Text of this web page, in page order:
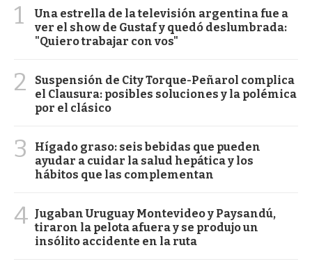
1
Una estrella de la televisión argentina fue a
ver el show de Gustaf y quedó deslumbrada:
"Quiero trabajar con vos"
2
Suspensión de City Torque-Peñarol complica
el Clausura: posibles soluciones y la polémica
por el clásico
3
Hígado graso: seis bebidas que pueden
ayudar a cuidar la salud hepática y los
hábitos que las complementan
4 Jugaban Uruguay Montevideo y Paysandú,
tiraron la pelota afuera y se produjo un
insólito accidente en la ruta